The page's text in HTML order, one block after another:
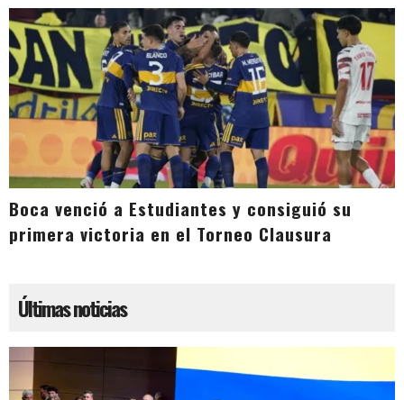
Boca venció a Estudiantes y consiguió su
primera victoria en el Torneo Clausura
Últimas noticias